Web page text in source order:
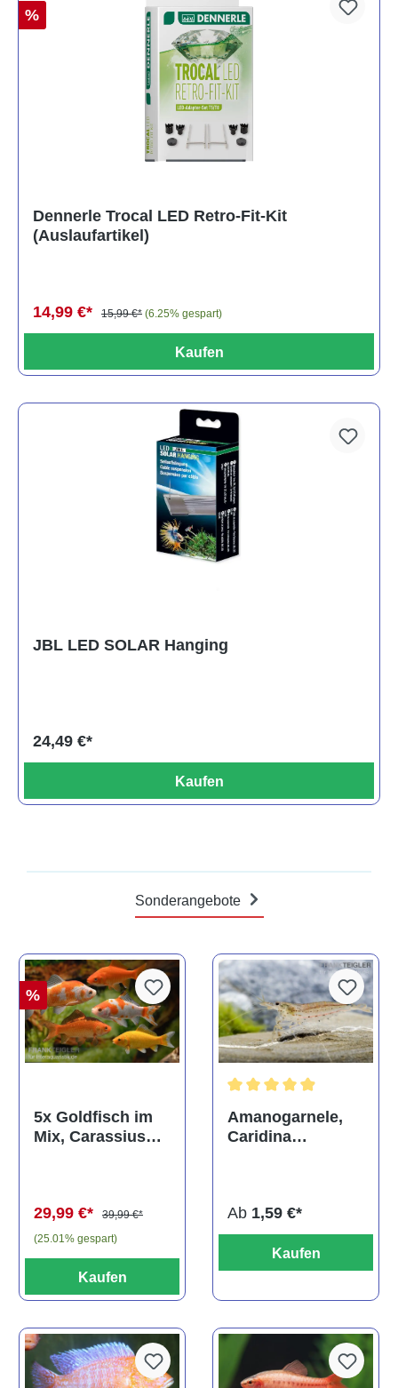
%
Dennerle Trocal LED Retro-Fit-Kit
(Auslaufartikel)
14,99 €* 15,99 €* (6.25% gespart)
Kaufen
JBL LED SOLAR Hanging
24,49 €*
Kaufen
Sonderangebote
%
5x Goldfisch im
Mix, Carassius
29,99 €*
39,99 €*
(25.01% gespart)
Kaufen
Amanogarnele,
Caridina
Ab 1,59 €*
Kaufen